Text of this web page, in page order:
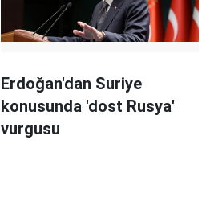
Erdoğan'dan Suriye
konusunda 'dost Rusya'
vurgusu